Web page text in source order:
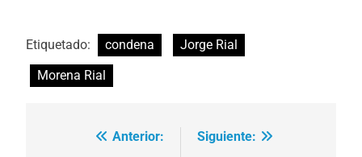
Etiquetado: condena
Jorge Rial
Morena Rial
Navegación
Anterior:
Siguiente: